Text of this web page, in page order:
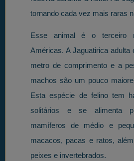
tornando cada vez mais raras
Esse animal é o terceiro
Américas. A Jaguatirica adulta
metro de comprimento e a
machos são um pouco
Esta espécie de felino tem
solitários e se alimenta
mamíferos de médio e
macacos, pacas e ratos,
peixes e invertebrados.